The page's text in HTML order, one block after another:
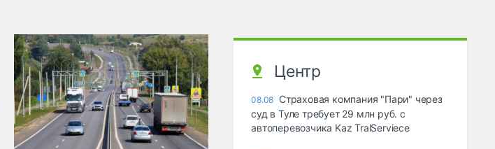
Центр
08.08 Страховая компания "Пари" через
суд в Туле требует 29 млн руб. с
автоперевозчика Kaz TralServiece